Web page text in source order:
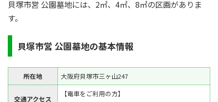
貝塚市営 公園墓地には、2㎡、4㎡、8㎡の区画がありま
す。
貝塚市営 公園墓地の基本情報
所在地 大阪府貝塚市三ヶ山247
交通アクセス
【電車をご利用の方】